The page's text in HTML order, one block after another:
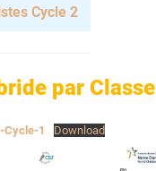
Cycle 2
par Classe
Cycle-1 Download